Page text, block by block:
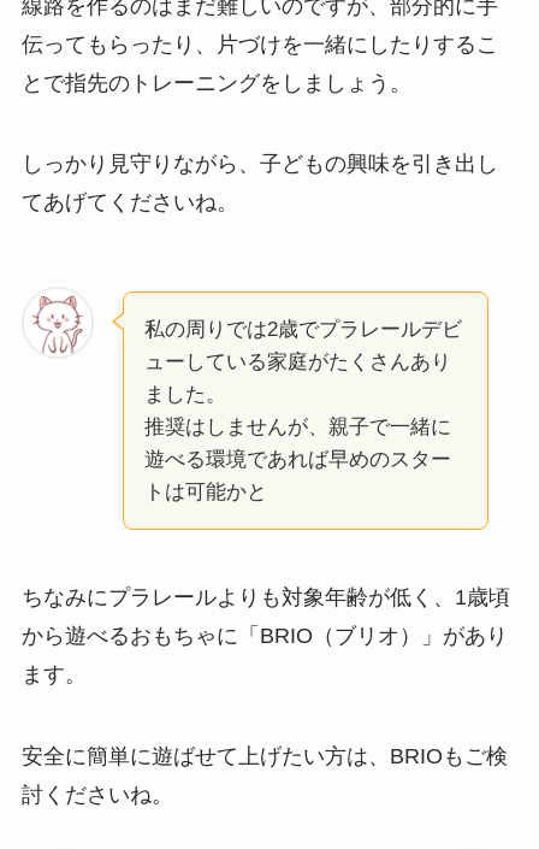
線路を作るのはまだ難しいのですが、部分的に手
伝ってもらったり、片づけを一緒にしたりするこ
とで指先のトレーニングをしましょう。
しっかり見守りながら、子どもの興味を引き出し
てあげてくださいね。
私の周りでは2歳でプラレールデビ
ューしている家庭がたくさんあり
ました。
推奨はしませんが、親子で一緒に
遊べる環境であれば早めのスター
トは可能かと
ちなみにプラレールよりも対象年齢が低く、1歳頃
から遊べるおもちゃに「BRIO（ブリオ）」があり
ます。
安全に簡単に遊ばせて上げたい方は、BRIOもご検
討くださいね。